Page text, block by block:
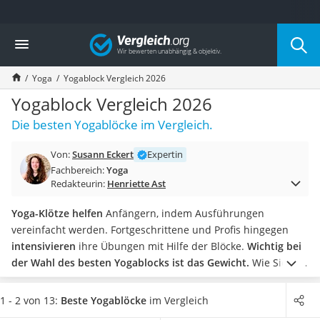
Die beliebtesten Vergleiche nach Kategorie
Freizeit & Sport
Gartentrampolin
Trampolin
Metalldetektor
Eufab-Fahrradträger
Trampolin 366 cm
Aluminium-Koffer
Futterboot
E-Bike-Dreirad
Trekkingschuhe Herren
Reisetasche mit Rollen
Klimmzugstation
Koffer
Nachtsichtgerät
Vergleich
Yoga Yogablock Vergleich 2026
Yogablock Vergleich 2026
Die besten Yogablöcke im Vergleich.
Von:Susann Eckert
Expertin
Fachbereich:Yoga
Redakteurin: Henriette Ast
Yoga-Klötze helfen Anfängern, indem Ausführungen
vereinfacht werden. Fortgeschrittene und Profis hingegen
intensivieren ihre Übungen mit Hilfe der Blöcke. Wichtig bei
der Wahl des besten Yogablocks ist das Gewicht. Wie Sie in
unserer Tabelle sehen können,variiert dieses zwischen gut
100 g und knapp 1 kgpro Block.Das macht in der Praxis
1 - 2 von 13: Beste Yogablöcke im Vergleich